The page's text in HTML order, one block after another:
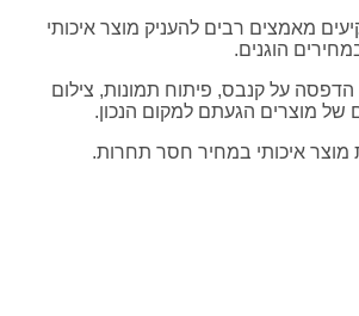
מאמצים רבים להעניק מוצר איכותי
הוגנים.
על קנבס, פיתוח תמונות, צילום
של מוצרים הגעתם למקום הנכון.
מוצר איכותי במחיר חסר תחרות.